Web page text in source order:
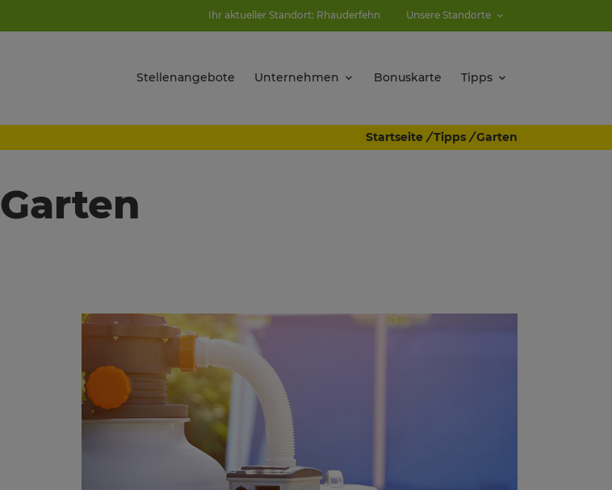
Ihr aktueller Standort: Rhauderfehn Unsere Standorte
Stellenangebote Unternehmen Bonuskarte Tipps
Startseite / Tipps / Garten
Garten